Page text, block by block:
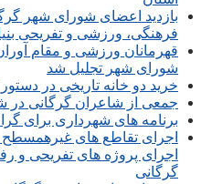
بازدید اعضای شورای شهر
فرهنگی، ورزشی و تفریحی
قهرمانان ورزشی و مقام
شورای شهر تجلیل شد
خرید دو خانه تاریخی در
جمعی از شاعران گرگانی در
برنامه های شهرداری برای
اجرای تقاطع های غیرهمسطح
اجرای پروژه های تفریحی و
گرگانی